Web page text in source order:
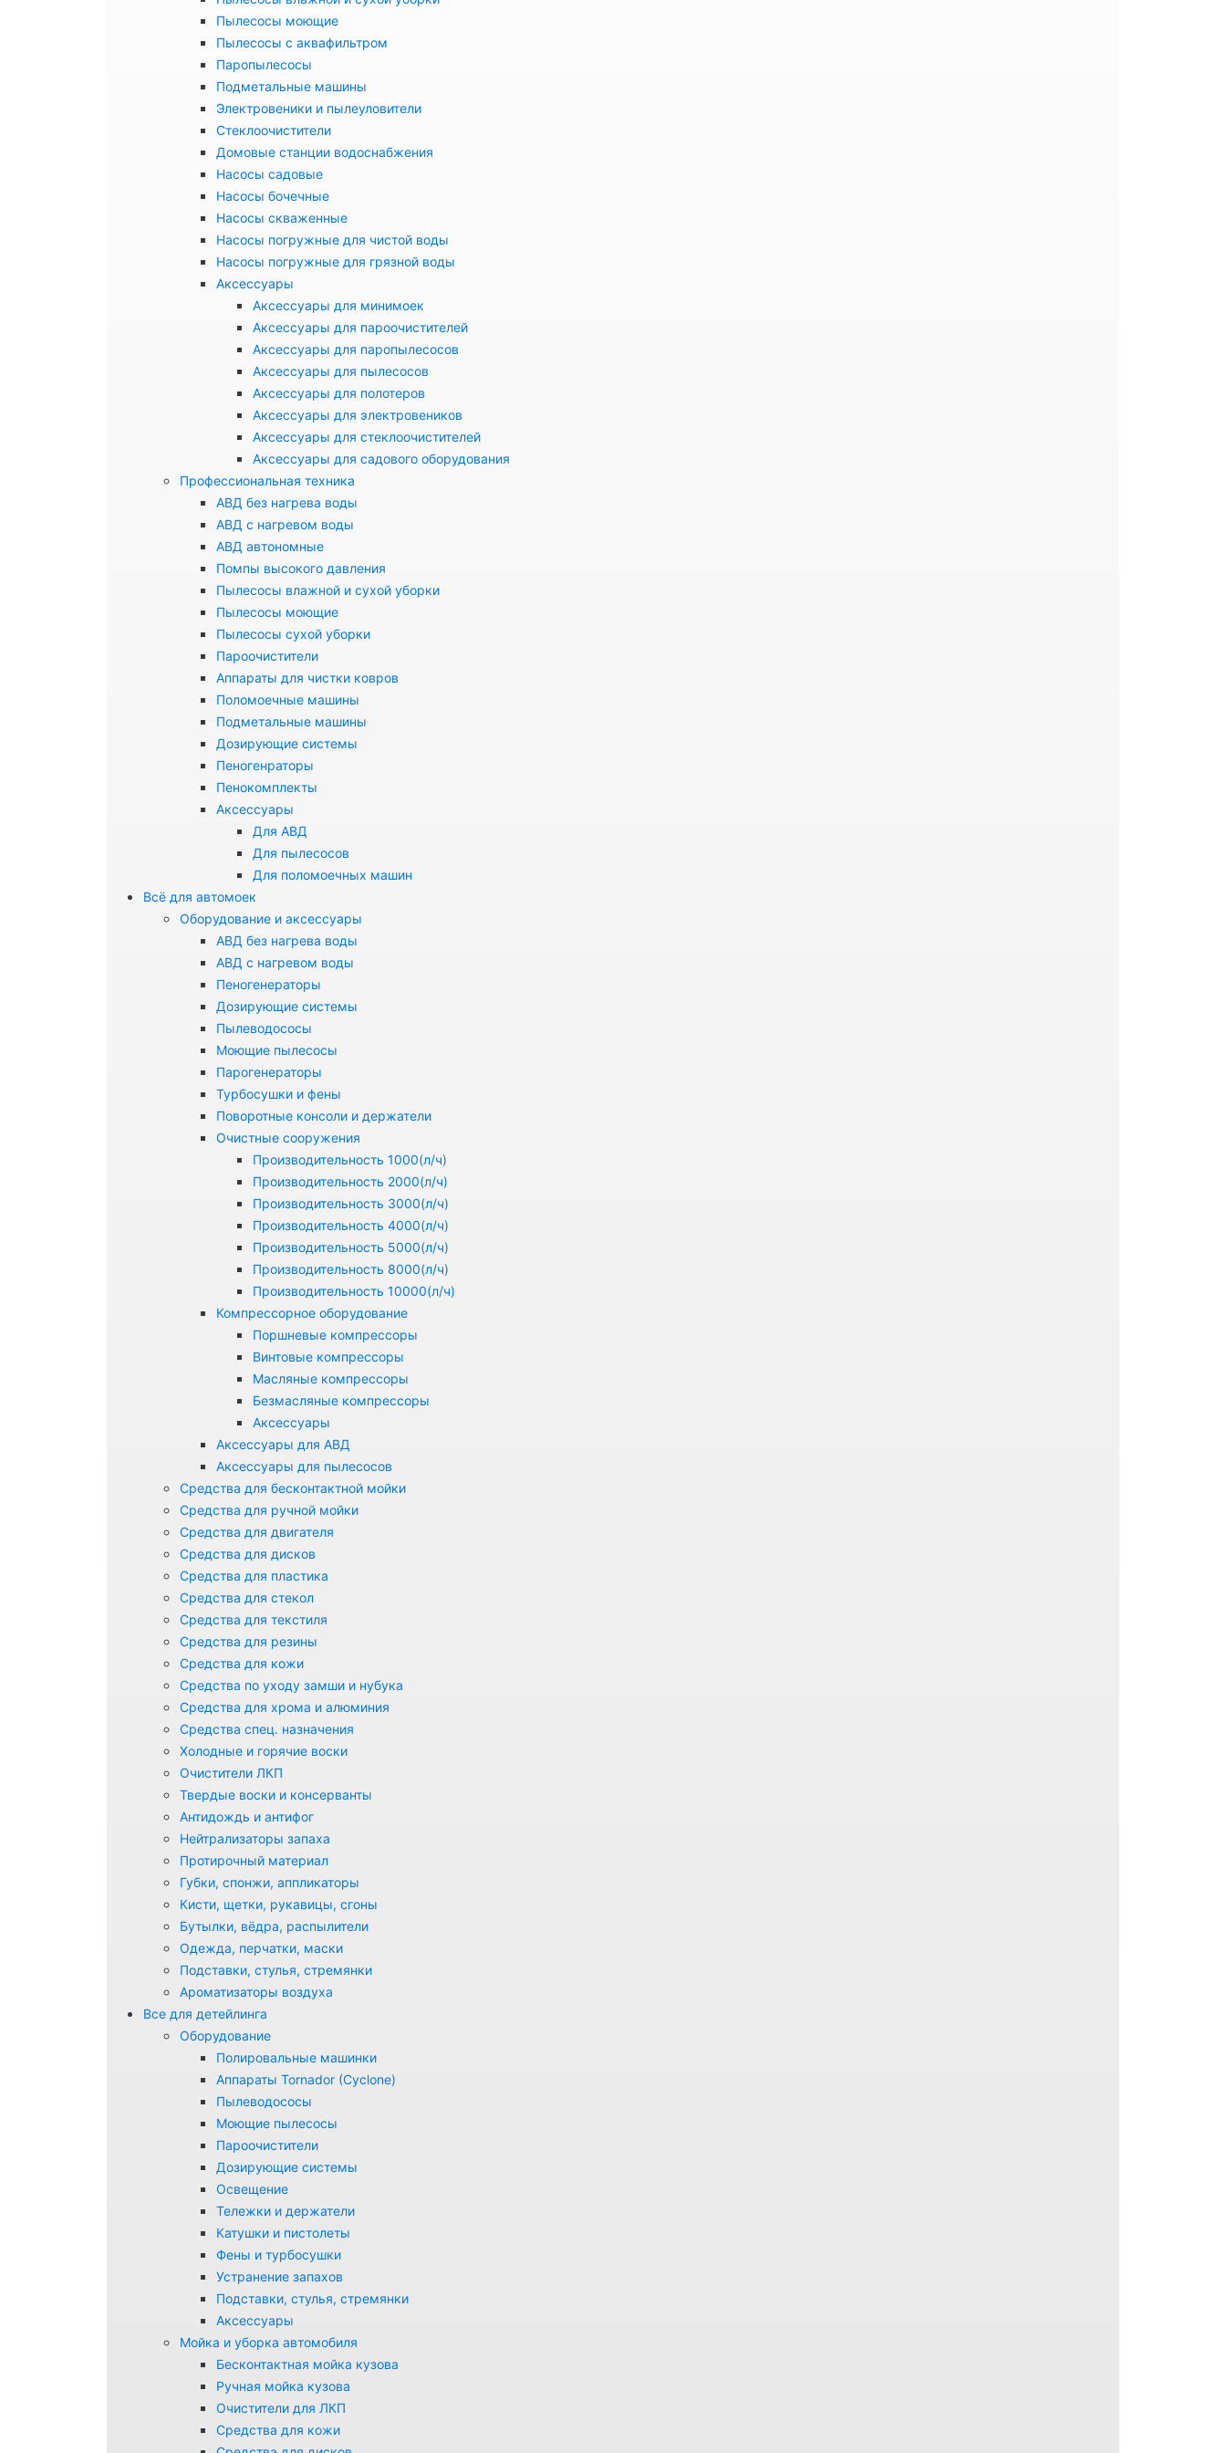
Пылесосы моющие
Пылесосы с аквафильтром
Паропылесосы
Подметальные машины
Электровеники и пылеуловители
Стеклоочистители
Домовые станции водоснабжения
Насосы садовые
Насосы бочечные
Насосы скваженные
Насосы погружные для чистой воды
Насосы погружные для грязной воды
Аксессуары
Аксессуары для минимоек
Аксессуары для пароочистителей
Аксессуары для паропылесосов
Аксессуары для пылесосов
Аксессуары для полотеров
Аксессуары для электровеников
Аксессуары для стеклоочистителей
Аксессуары для садового оборудования
Профессиональная техника
АВД без нагрева воды
АВД с нагревом воды
АВД автономные
Помпы высокого давления
Пылесосы влажной и сухой уборки
Пылесосы моющие
Пылесосы сухой уборки
Пароочистители
Аппараты для чистки ковров
Поломоечные машины
Подметальные машины
Дозирующие системы
Пеногенраторы
Пенокомплекты
Аксессуары
Для АВД
Для пылесосов
Для поломоечных машин
Всё для автомоек
Оборудование и аксессуары
АВД без нагрева воды
АВД с нагревом воды
Пеногенераторы
Дозирующие системы
Пылеводососы
Моющие пылесосы
Парогенераторы
Турбосушки и фены
Поворотные консоли и держатели
Очистные сооружения
Производительность 1000(л/ч)
Производительность 2000(л/ч)
Производительность 3000(л/ч)
Производительность 4000(л/ч)
Производительность 5000(л/ч)
Производительность 8000(л/ч)
Производительность 10000(л/ч)
Компрессорное оборудование
Поршневые компрессоры
Винтовые компрессоры
Масляные компрессоры
Безмасляные компрессоры
Аксессуары
Аксессуары для АВД
Аксессуары для пылесосов
Средства для бесконтактной мойки
Средства для ручной мойки
Средства для двигателя
Средства для дисков
Средства для пластика
Средства для стекол
Средства для текстиля
Средства для резины
Средства для кожи
Средства по уходу замши и нубука
Средства для хрома и алюминия
Средства спец. назначения
Холодные и горячие воски
Очистители ЛКП
Твердые воски и консерванты
Антидождь и антифог
Нейтрализаторы запаха
Протирочный материал
Губки, спонжи, аппликаторы
Кисти, щетки, рукавицы, сгоны
Бутылки, вёдра, распылители
Одежда, перчатки, маски
Подставки, стулья, стремянки
Ароматизаторы воздуха
Все для детейлинга
Оборудование
Полировальные машинки
Аппараты Tornador (Cyclone)
Пылеводососы
Моющие пылесосы
Пароочистители
Дозирующие системы
Освещение
Тележки и держатели
Катушки и пистолеты
Фены и турбосушки
Устранение запахов
Подставки, стулья, стремянки
Аксессуары
Мойка и уборка автомобиля
Бесконтактная мойка кузова
Ручная мойка кузова
Очистители для ЛКП
Средства для кожи